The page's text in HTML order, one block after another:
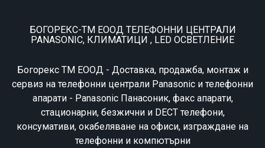
БОГОРЕКС-ТМ ЕООД ТЕЛЕФОННИ ЦЕНТРАЛИ
PANASONIC, КЛИМАТИЦИ , LED ОСВЕТЛЕНИЕ
Богорекс ТМ ЕООД - Доставка, продажба, монтаж и
сервиз на телефонни централи Panasonic и телефонни
апарати - Panasonic Панасоник, факс апарати,
стационарни, безжични и DECT телефони,
консумативи, окабеляване на офиси, изграждане на
телефонни и компютърни